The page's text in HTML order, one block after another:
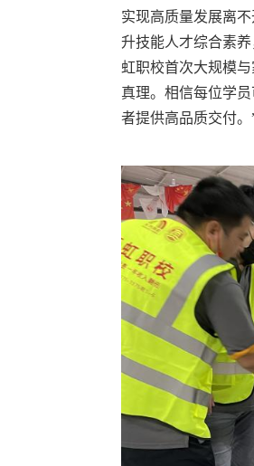
实现高质量发展离
升技能人才综合素
虹职校首次大规模
真理。相信每位学
者提供高品质交付。